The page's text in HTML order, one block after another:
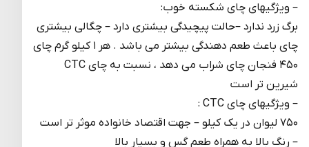
– ویژگیهای چای شکسته خوب:
برگ زرد ندارد –حالت پیچیدگی بیشتری دارد – چگالی بیشتری
چای باعث طعم دهندگی بیشتر می باشد . هر ۱ کیلو گرم چای
۴۵۰ فنجان چای شراب می دهد ، نسبت به چای CTC
شیرین تر است
– ویژگیهای چای CTC :
۷۵۰ لیوان در یک کیلو – جهت اقتصاد خانواده موثر تر است
– رنگ بالا به همراه طعم گس و بسیار بالا